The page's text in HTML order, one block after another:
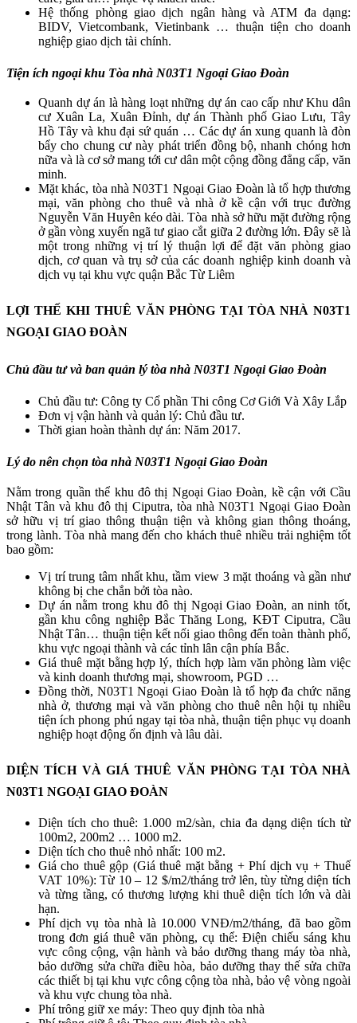
Hệ thống phòng giao dịch ngân hàng và ATM đa dạng:
BIDV, Vietcombank, Vietinbank … thuận tiện cho doanh
nghiệp giao dịch tài chính.
Tiện ích ngoại khu Tòa nhà N03T1 Ngoại Giao Đoàn
Quanh dự án là hàng loạt những dự án cao cấp như Khu dân
cư Xuân La, Xuân Đỉnh, dự án Thành phố Giao Lưu, Tây
Hồ Tây và khu đại sứ quán … Các dự án xung quanh là đòn
bẩy cho chung cư này phát triển đồng bộ, nhanh chóng hơn
nữa và là cơ sở mang tới cư dân một cộng đồng đẳng cấp, văn
minh.
Mặt khác, tòa nhà N03T1 Ngoại Giao Đoàn là tổ hợp thương
mại, văn phòng cho thuê và nhà ở kề cận với trục đường
Nguyễn Văn Huyên kéo dài. Tòa nhà sở hữu mặt đường rộng
ở gần vòng xuyến ngã tư giao cắt giữa 2 đường lớn. Đây sẽ là
một trong những vị trí lý thuận lợi để đặt văn phòng giao
dịch, cơ quan và trụ sở của các doanh nghiệp kinh doanh và
dịch vụ tại khu vực quận Bắc Từ Liêm
LỢI THẾ KHI THUÊ VĂN PHÒNG TẠI TÒA NHÀ N03T1
NGOẠI GIAO ĐOÀN
Chủ đầu tư và ban quản lý tòa nhà N03T1 Ngoại Giao Đoàn
Chủ đầu tư: Công ty Cổ phần Thi công Cơ Giới Và Xây Lắp
Đơn vị vận hành và quản lý: Chủ đầu tư.
Thời gian hoàn thành dự án: Năm 2017.
Lý do nên chọn tòa nhà N03T1 Ngoại Giao Đoàn
Nằm trong quần thể khu đô thị Ngoại Giao Đoàn, kề cận với Cầu
Nhật Tân và khu đô thị Ciputra, tòa nhà N03T1 Ngoại Giao Đoàn
sở hữu vị trí giao thông thuận tiện và không gian thông thoáng,
trong lành. Tòa nhà mang đến cho khách thuê nhiều trải nghiệm tốt
bao gồm:
Vị trí trung tâm nhất khu, tầm view 3 mặt thoáng và gần như
không bị che chắn bởi tòa nào.
Dự án nằm trong khu đô thị Ngoại Giao Đoàn, an ninh tốt,
gần khu công nghiệp Bắc Thăng Long, KĐT Ciputra, Cầu
Nhật Tân… thuận tiện kết nối giao thông đến toàn thành phố,
khu vực ngoại thành và các tỉnh lân cận phía Bắc.
Giá thuê mặt bằng hợp lý, thích hợp làm văn phòng làm việc
và kinh doanh thương mại, showroom, PGD …
Đồng thời, N03T1 Ngoại Giao Đoàn là tổ hợp đa chức năng
nhà ở, thương mại và văn phòng cho thuê nên hội tụ nhiều
tiện ích phong phú ngay tại tòa nhà, thuận tiện phục vụ doanh
nghiệp hoạt động ổn định và lâu dài.
DIỆN TÍCH VÀ GIÁ THUÊ VĂN PHÒNG TẠI TÒA NHÀ
N03T1 NGOẠI GIAO ĐOÀN
Diện tích cho thuê: 1.000 m2/sàn, chia đa dạng diện tích từ
100m2, 200m2 … 1000 m2.
Diện tích cho thuê nhỏ nhất: 100 m2.
Giá cho thuê gộp (Giá thuê mặt bằng + Phí dịch vụ + Thuế
VAT 10%): Từ 10 – 12 $/m2/tháng trở lên, tùy từng diện tích
và từng tầng, có thương lượng khi thuê diện tích lớn và dài
hạn.
Phí dịch vụ tòa nhà là 10.000 VNĐ/m2/tháng, đã bao gồm
trong đơn giá thuê văn phòng, cụ thể: Điện chiếu sáng khu
vực công cộng, vận hành và bảo dưỡng thang máy tòa nhà,
bảo dưỡng sửa chữa điều hòa, bảo dưỡng thay thế sửa chữa
các thiết bị tại khu vực công cộng tòa nhà, bảo vệ vòng ngoài
và khu vực chung tòa nhà.
Phí trông giữ xe máy: Theo quy định tòa nhà